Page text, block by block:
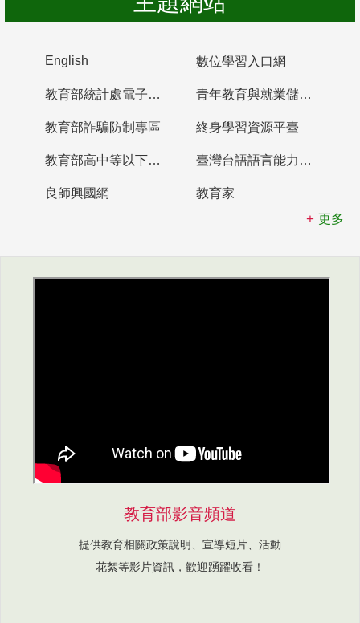
English 數位學習入口網
教育部統計處電子書櫃 青年教育與就業儲蓄帳戶
教育部詐騙防制專區 終身學習資源平臺
教育部高中等以下學校及幼兒園教師資格檢定考試 臺灣台語語言能力認證網站
良師興國網
教育家
更多
教育部影音頻道
提供教育相關政策說明、宣導短片、活動
花絮等影片資訊，歡迎踴躍收看！